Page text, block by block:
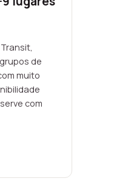
de
muito
com